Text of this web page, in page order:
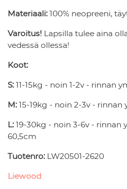
Materiaali: 100% neopreeni,
Varoitus! Lapsilla tulee aina
vedessä ollessa!
Koot:
S: 11-15kg - noin 1-2v - rinnan
M: 15-19kg - noin 2-3v -
L: 19-30kg - noin 3-6v - rinnan
60,5cm
Tuotenro: LW20501-2620
Liewood